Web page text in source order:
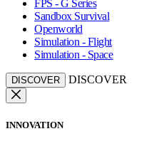
FPS - G Series
Sandbox Survival
Openworld
Simulation - Flight
Simulation - Space
DISCOVER DISCOVER
INNOVATION